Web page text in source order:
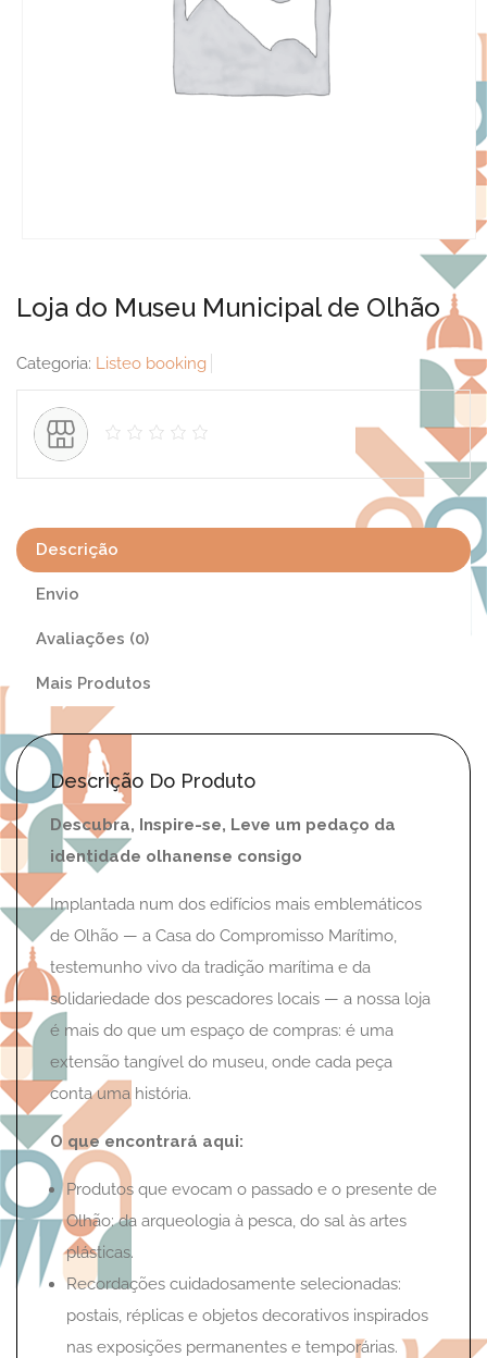
Loja do Museu Municipal de Olhão
Categoria: Listeo booking
Descrição
Envio
Avaliações (0)
Mais Produtos
Descrição Do Produto
Descubra, Inspire-se, Leve um pedaço da
identidade olhanense consigo
Implantada num dos edifícios mais emblemáticos
de Olhão — a Casa do Compromisso Marítimo,
testemunho vivo da tradição marítima e da
solidariedade dos pescadores locais — a nossa loja
é mais do que um espaço de compras: é uma
extensão tangível do museu, onde cada peça
conta uma história.
O que encontrará aqui:
Produtos que evocam o passado e o presente de
Olhão: da arqueologia à pesca, do sal às artes
plásticas.
Recordações cuidadosamente selecionadas:
postais, réplicas e objetos decorativos inspirados
nas exposições permanentes e temporárias.